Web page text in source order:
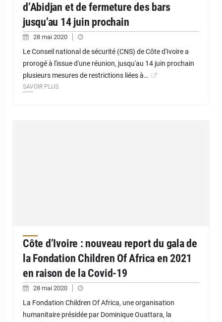
d’Abidjan et de fermeture des bars
jusqu’au 14 juin prochain
28 mai 2020
Le Conseil national de sécurité (CNS) de Côte d'Ivoire a
prorogé à l'issue d'une réunion, jusqu'au 14 juin prochain
plusieurs mesures de restrictions liées à…
SAVOIR PLUS
Côte d’Ivoire : nouveau report du gala de
la Fondation Children Of Africa en 2021
en raison de la Covid-19
28 mai 2020
La Fondation Children Of Africa, une organisation
humanitaire présidée par Dominique Ouattara, la